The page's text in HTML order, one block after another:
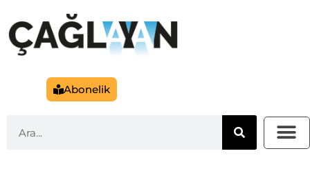
Abonelik